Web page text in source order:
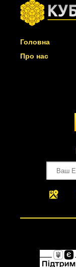
Головна
Про нас